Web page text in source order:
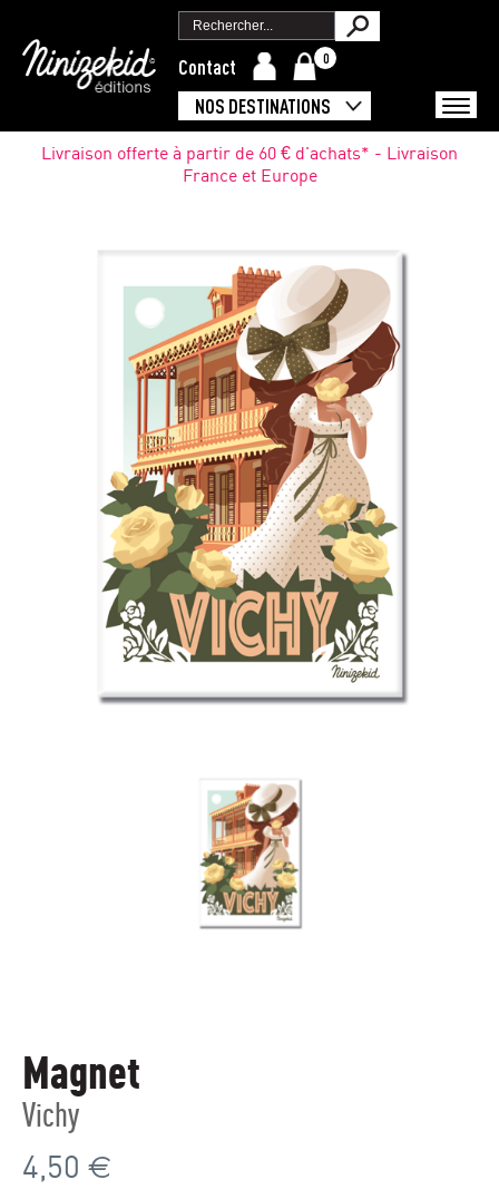
Contact 0
NOS DESTINATIONS
Livraison offerte à partir de 60 € d'achats* - Livraison
France et Europe
Magnet
Vichy
4,50 €